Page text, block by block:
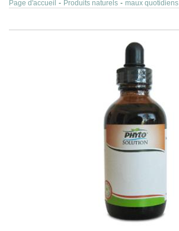
Page d'accueil - Produits naturels - maux quotidiens